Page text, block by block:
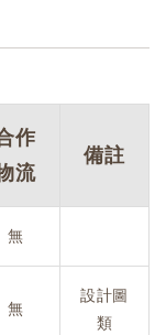
作
流
備註
無
無
設計圖
類